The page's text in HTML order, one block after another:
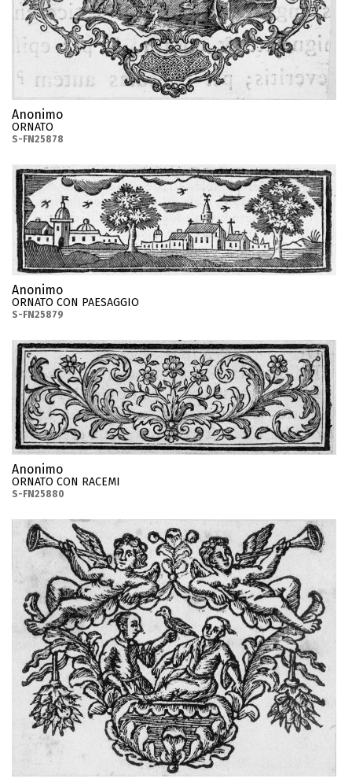
Anonimo
ORNATO
S-FN25878
Anonimo
ORNATO CON PAESAGGIO
S-FN25879
Anonimo
ORNATO CON RACEMI
S-FN25880